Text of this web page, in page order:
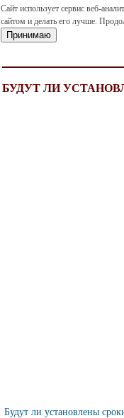
Сайт использует сервис веб-
сайтом и делать его лучше.
Принимаю
БУДУТ ЛИ
Будут ли установлены